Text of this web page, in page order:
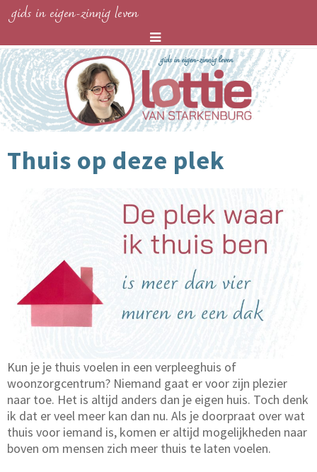
gids in eigen-zinnig leven
Thuis op deze plek
Kun je je thuis voelen in een verpleeghuis of
woonzorgcentrum? Niemand gaat er voor zijn plezier
naar toe. Het is altijd anders dan je eigen huis. Toch denk
ik dat er veel meer kan dan nu. Als je doorpraat over wat
thuis voor iemand is, komen er altijd mogelijkheden naar
boven om mensen zich meer thuis te laten voelen.